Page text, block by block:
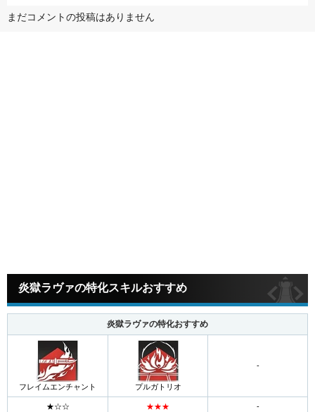
まだコメントの投稿はありません
炎獄ラヴァの特化スキルおすすめ
炎獄ラヴァの特化おすすめ
フレイムエンチャント プルガトリオ
-